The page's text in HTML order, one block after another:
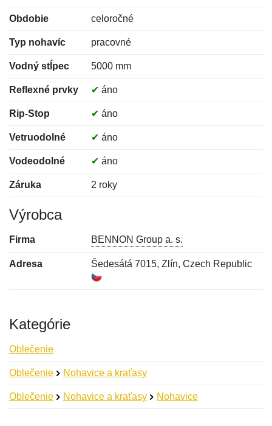
Obdobie celoročné
Typ nohavíc pracovné
Vodný stĺpec 5000 mm
Reflexné prvky ✔ áno
Rip-Stop ✔ áno
Vetruodolné ✔ áno
Vodeodolné ✔ áno
Záruka 2 roky
Výrobca
Firma BENNON Group a. s.
Adresa Šedesátá 7015, Zlín, Czech Republic
Kategórie
Oblečenie
Oblečenie Nohavice a kraťasy
Oblečenie Nohavice a kraťasy Nohavice